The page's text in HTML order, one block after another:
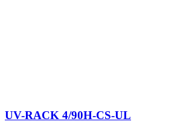
UV-RACK 4/90H-CS-UL